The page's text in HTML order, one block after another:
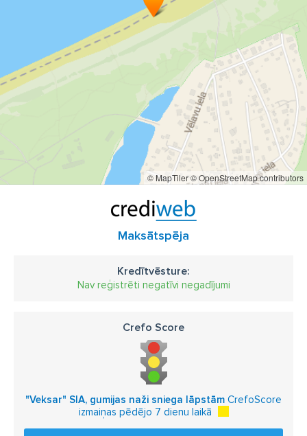
© MapTiler© OpenStreetMap contributors
Maksātspēja
Kredītvēsture:
Nav reģistrēti negatīvi negadījumi
Crefo Score
"Veksar" SIA, gumijas naži sniega lāpstām CrefoScore
izmaiņas pēdējo 7 dienu laikā